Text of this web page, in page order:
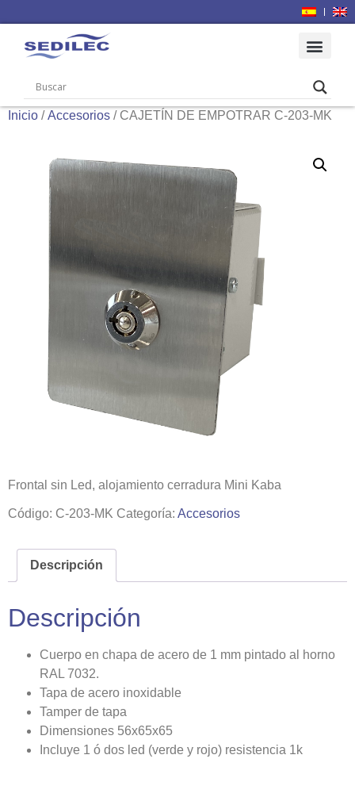
Inicio /Accesorios / CAJETÍN DE EMPOTRAR C-203-MK
Frontal sin Led, alojamiento cerradura Mini Kaba
Código: C-203-MK Categoría: Accesorios
Descripción
Descripción
Cuerpo en chapa de acero de 1 mm pintado al horno
RAL 7032.
Tapa de acero inoxidable
Tamper de tapa
Dimensiones 56x65x65
Incluye 1 ó dos led (verde y rojo) resistencia 1k